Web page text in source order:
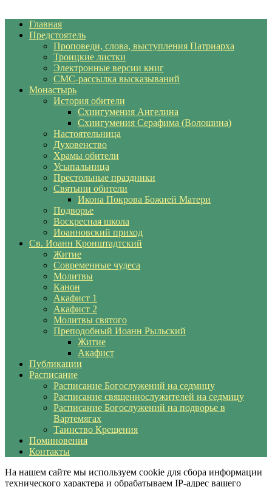
Главная
Предстоятель
Проповеди, слова, выступления Патриарха
Троицкие листки
Электронные версии книг
СМС-рассылка высказываний
Монастырь
История обители
Схиигумения Ангелина
Схиигумения Серафима (Волошина)
Настоятельница
Духовенство
Храмы обители
Усыпальница
Престольные праздники
Святыни обители
Икона Покрова Божией Матери
Подворье
Воскресная школа
Иоанновский приход
Св. Иоанн Кронштадтский
Житие
Современные чудеса
Молитвы
Канон
Акафист 1
Акафист 2
Молитвы святого
Преподобный Иоанн Рыльский
Житие
Акафист
Публикации
Расписание
Расписание Богослужений на седмицу
Расписание священнослужителей на седмицу
Расписание Богослужений на подворье в
Вартемягах
Таинство Крещения
Поминовения
Контакты
На нашем сайте мы используем cookie для сбора информации
технического характера и обрабатываем IP-адрес вашего